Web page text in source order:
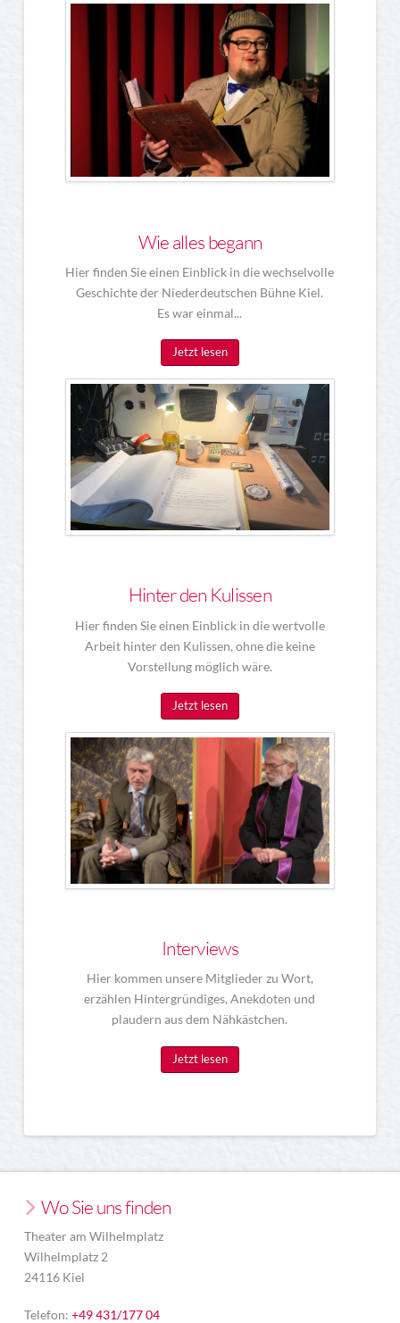
Wie alles begann
Hier finden Sie einen Einblick in die wechselvolle
Geschichte der Niederdeutschen Bühne Kiel.
Es war einmal...
Jetzt lesen
Hinter den Kulissen
Hier finden Sie einen Einblick in die wertvolle
Arbeit hinter den Kulissen, ohne die keine
Vorstellung möglich wäre.
Jetzt lesen
Interviews
Hier kommen unsere Mitglieder zu Wort,
erzählen Hintergründiges, Anekdoten und
plaudern aus dem Nähkästchen.
Jetzt lesen
Wo Sie uns finden
Theater am Wilhelmplatz
Wilhelmplatz 2
24116 Kiel
Telefon: +49 431/177 04